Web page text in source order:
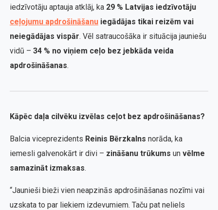
iedzīvotāju aptauja atklāj, ka 29 % Latvijas iedzīvotāju
ceļojumu apdrošināšanu iegādājas tikai reizēm vai
neiegādājas vispār. Vēl satraucošāka ir situācija jauniešu
vidū – 34 % no viņiem ceļo bez jebkāda veida
apdrošināšanas.
Kāpēc daļa cilvēku izvēlas ceļot bez apdrošināšanas?
Balcia viceprezidents Reinis Bērzkalns norāda, ka
iemesli galvenokārt ir divi – zināšanu trūkums un vēlme
samazināt izmaksas.
“Jaunieši bieži vien neapzinās apdrošināšanas nozīmi vai
uzskata to par liekiem izdevumiem. Taču pat neliels